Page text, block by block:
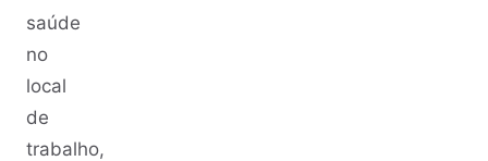
saúde
no
local
de
trabalho,